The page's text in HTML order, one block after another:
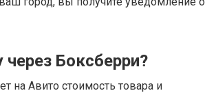
Боксберри?
на Авито стоимость товара и